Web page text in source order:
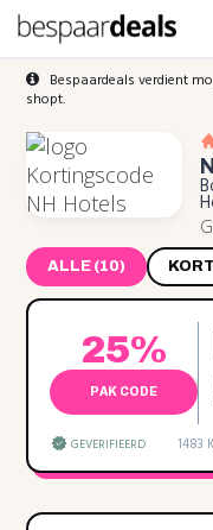
Bespaardeals verdient
shopt.
ALLE (10)
25%
PAK CODE
GEVERIFIEERD 1483